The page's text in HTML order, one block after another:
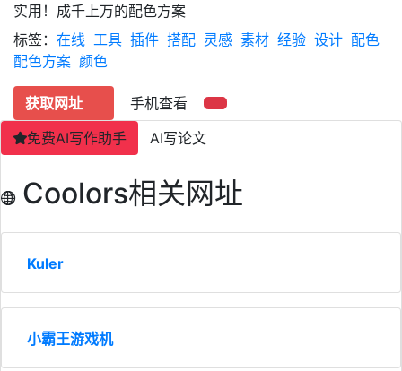
实用！成千上万的配色方案
标签： 在线 工具 插件 搭配 灵感 素材 经验 设计 配色
配色方案 颜色
获取网址
手机查看
免费AI写作助手
AI写论文
Coolors相关网址
Kuler
小霸王游戏机